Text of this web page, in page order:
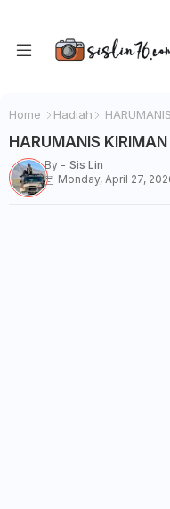
Home Hadiah
HARUMANIS KIRIMAN
By - Sis Lin
Monday, April 27,